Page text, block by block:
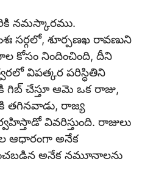
నమస్కారము.
సర్గలో, శూర్పణఖ రావణుని
కోసం నిందించింది, దీని
విపత్కర పరిస్థితిని
గిబ్ చేస్తూ ఆమె ఒక రాజు,
తగినవాడు, రాజ్య
వివరిస్తుంది. రాజులు
ఆధారంగా అనేక
అనేక నమూనాలను